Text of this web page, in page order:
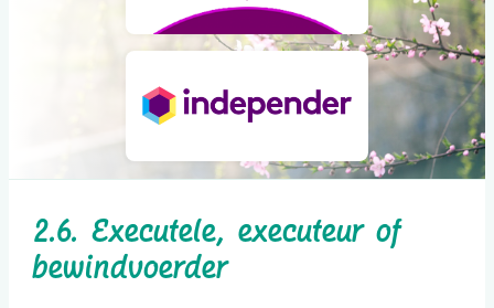
2.6. Executele, executeur of
bewindvoerder